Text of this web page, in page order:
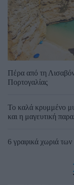
Πέρα από τη
Πορτογαλίας
Το καλά κρυμμένο
και η μαγευτική
6 γραφικά χωριά